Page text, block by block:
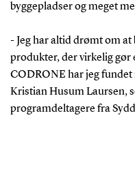
byggepladser og meget
- Jeg har altid drømt om
produkter, der virkelig gør
CODRONE har jeg fundet
Kristian Husum Laursen,
programdeltagere fra